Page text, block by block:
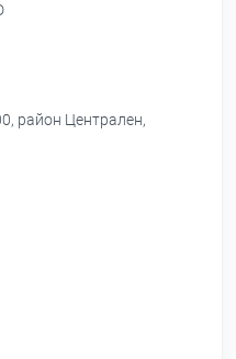
район Централен,